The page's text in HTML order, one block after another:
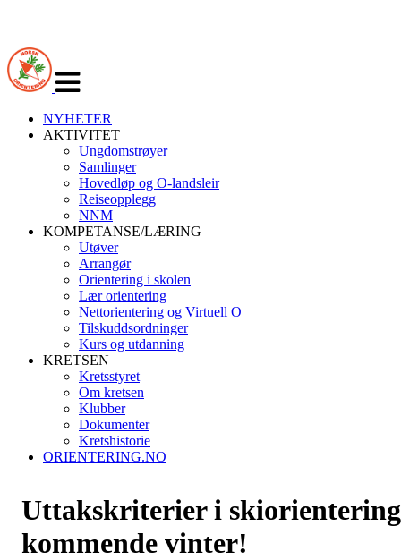
navigasjon
NYHETER
AKTIVITET
Ungdomstrøyer
Samlinger
Hovedløp og O-landsleir
Reiseopplegg
NNM
KOMPETANSE/LÆRING
Utøver
Arrangør
Orientering i skolen
Lær orientering
Nettorientering og Virtuell O
Tilskuddsordninger
Kurs og utdanning
KRETSEN
Kretsstyret
Om kretsen
Klubber
Dokumenter
Kretshistorie
ORIENTERING.NO
Uttakskriterier i skiorientering
kommende vinter!